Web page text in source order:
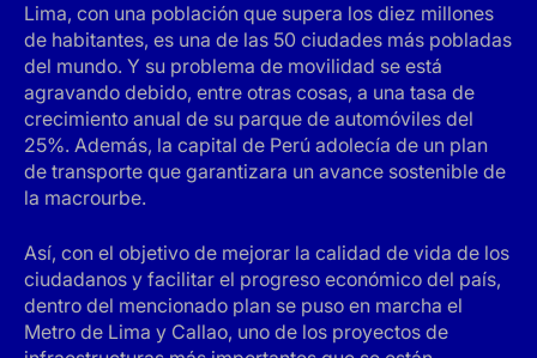
Lima, con una población que supera los diez millones
de habitantes, es una de las 50 ciudades más pobladas
del mundo. Y su problema de movilidad se está
agravando debido, entre otras cosas, a una tasa de
crecimiento anual de su parque de automóviles del
25%. Además, la capital de Perú adolecía de un plan
de transporte que garantizara un avance sostenible de
la macrourbe.
Así, con el objetivo de mejorar la calidad de vida de los
ciudadanos y facilitar el progreso económico del país,
dentro del mencionado plan se puso en marcha el
Metro de Lima y Callao, uno de los proyectos de